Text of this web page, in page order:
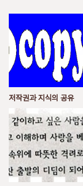
저작권과 지식의 공유